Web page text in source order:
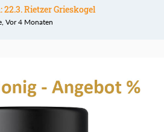
Rietzer Grieskogel
Vor 4 Monaten